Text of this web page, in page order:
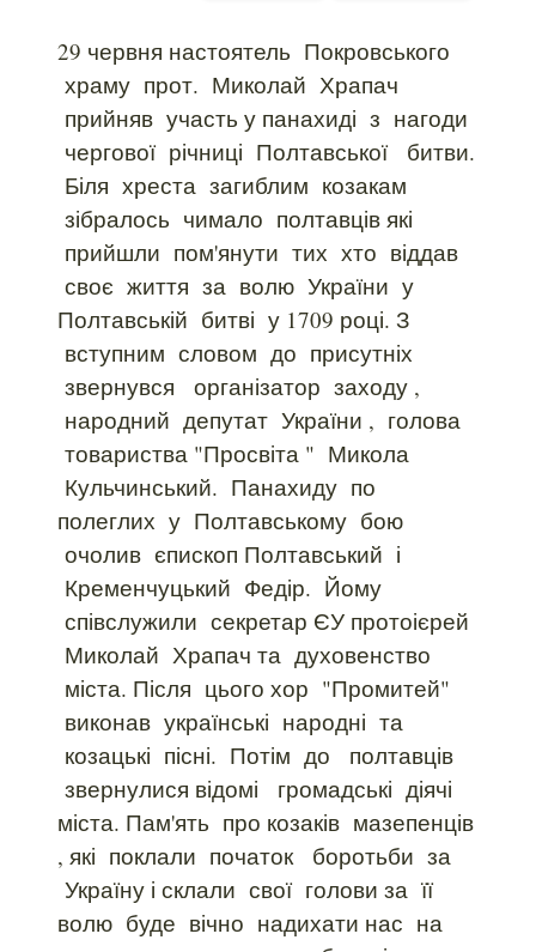
29 червня настоятель Покровського
храму прот. Миколай Храпач
прийняв участь у панахиді з нагоди
чергової річниці Полтавської битви.
Біля хреста загиблим козакам
зібралось чимало полтавців які
прийшли пом'янути тих хто віддав
своє життя за волю України у
Полтавській битві у 1709 році. З
вступним словом до присутніх
звернувся організатор заходу ,
народний депутат України , голова
товариства "Просвіта " Микола
Кульчинський. Панахиду по
полеглих у Полтавському бою
очолив єпископ Полтавський і
Кременчуцький Федір. Йому
співслужили секретар ЄУ протоієрей
Миколай Храпач та духовенство
міста. Після цього хор "Промитей"
виконав українські народні та
козацькі пісні. Потім до полтавців
звернулися відомі громадські діячі
міста. Пам'ять про козаків мазепенців
, які поклали початок боротьби за
Україну і склали свої голови за її
волю буде вічно надихати нас на